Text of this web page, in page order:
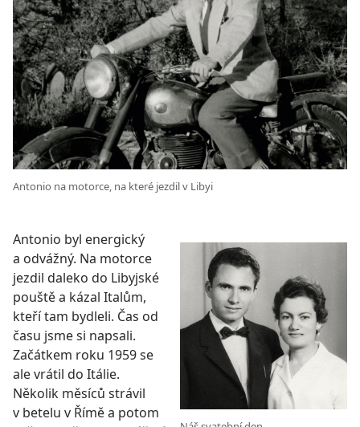
Antonio na motorce, na které jezdil v Libyi
Antonio byl energický
a odvážný. Na motorce
jezdil daleko do Libyjské
pouště a kázal Italům,
kteří tam bydleli. Čas od
času jsme si napsali.
Začátkem roku 1959 se
ale vrátil do Itálie.
Několik měsíců strávil
v betelu v Římě a potom